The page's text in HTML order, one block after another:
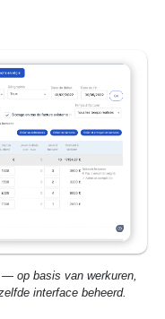
op basis van werkuren,
interface beheerd.